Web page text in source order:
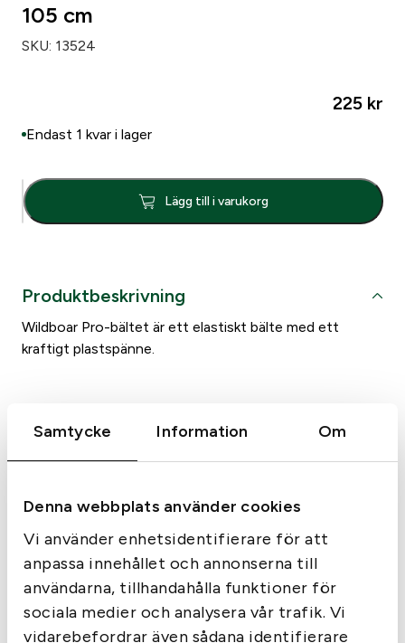
Samtycke Information Om
Denna webbplats använder cookies
Vi använder enhetsidentifierare för att
anpassa innehållet och annonserna till
användarna, tillhandahålla funktioner för
sociala medier och analysera vår trafik. Vi
vidarebefordrar även sådana identifierare
105 cm
SKU: 13524
225 kr
Endast 1 kvar i lager
H
ä
a
b
d
b
o
p
Lägg till i varukorg
Produktbeskrivning
Wildboar Pro-bältet är ett elastiskt bälte med ett
kraftigt plastspänne.
Liknande produkter